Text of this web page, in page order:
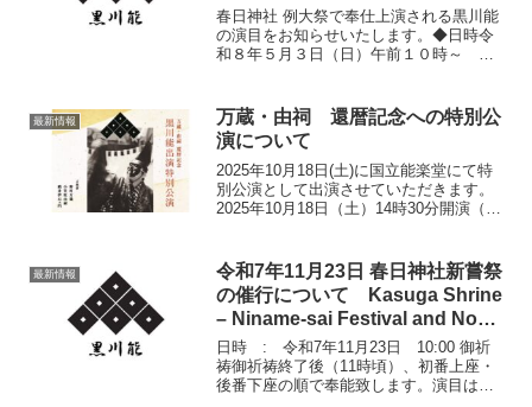
Performance
春日神社 例大祭で奉仕上演される黒川能
の演目をお知らせいたします。◆日時令
和８年５月３日（日）午前１０時～ 祭
分頃～午後４時頃 終了予定（祭典の進
行状況、演目により前後...
最新情報
万蔵・由祠 還暦記念への特別公
演について
2025年10月18日(土)に国立能楽堂にて特
別公演として出演させていただきます。
2025年10月18日（土）14時30分開演（開
チラシをご覧ください。※主催...
最新情報
令和7年11月23日 春日神社新嘗祭
の催行について Kasuga Shrine
– Niname-sai Festival and Noh
Performance
日時 : 令和7年11月23日 10:00 御祈
祷御祈祷終了後（11時頃）、初番上座・
後番下座の順で奉能致します。演目は以